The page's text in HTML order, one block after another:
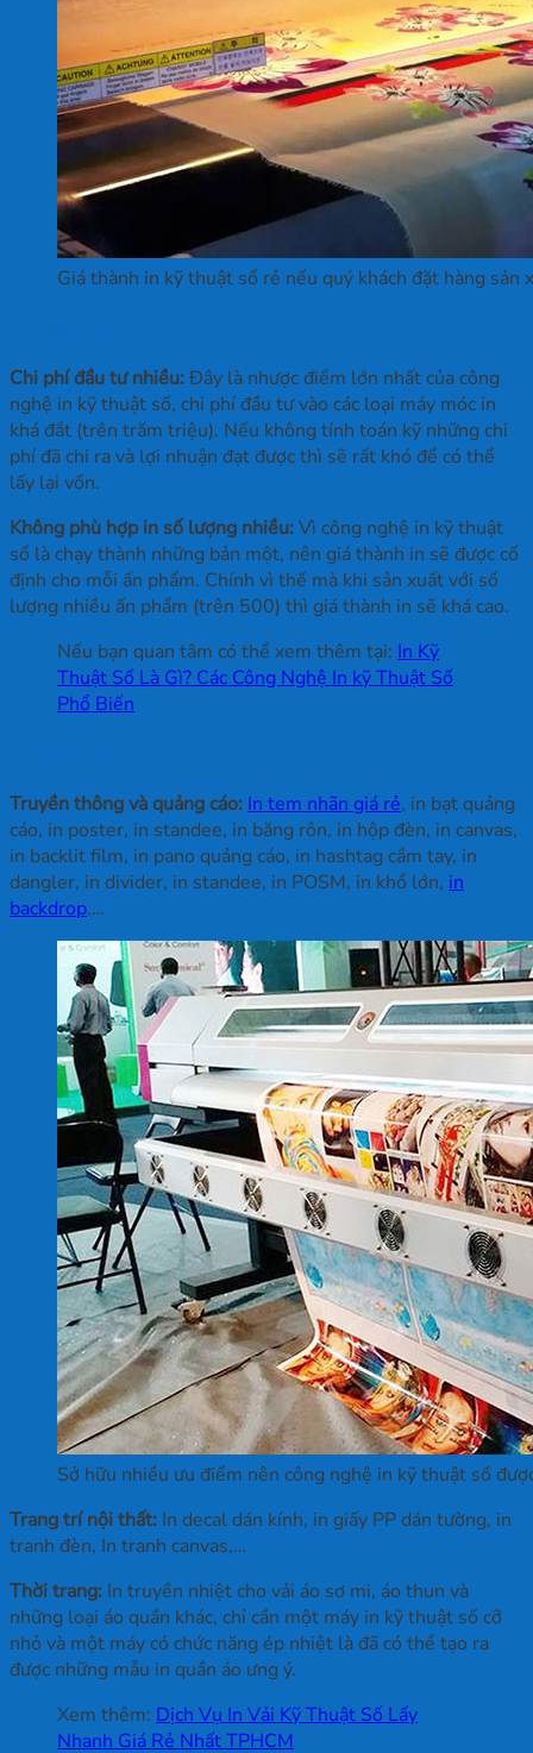
Giá thành in kỹ thuật số rẻ nếu quý khách đặt hàng
Chi phí đầu tư nhiều:Đây là nhược điểm lớn nhất của công
nghệ in kỹ thuật số, chi phí đầu tư vào các loại máy móc in
khá đắt (trên trăm triệu). Nếu không tính toán kỹ những chi
phí đã chi ra và lợi nhuận đạt được thì sẽ rất khó để có thể
lấy lại vốn.
Không phù hợp in số lượng nhiều:Vì công nghệ in kỹ thuật
số là chạy thành những bản một, nên giá thành in sẽ được cố
định cho mỗi ấn phẩm. Chính vì thế mà khi sản xuất với số
lượng nhiều ấn phẩm (trên 500) thì giá thành in sẽ khá cao.
Nếu bạn quan tâm có thể xem thêm tại: In Kỹ
Thuật Số Là Gì? Các Công Nghệ In kỹ Thuật Số
Phổ Biến
Truyền thông và quảng cáo: In tem nhãn giá rẻ, in bạt quảng
cáo, in poster, in standee, in băng rôn, in hộp đèn, in canvas,
in backlit film, in pano quảng cáo, in hashtag cầm tay, in
dangler, in divider, in standee, in POSM, in khổ lớn, in
backdrop,…
Sở hữu nhiều ưu điểm nên công nghệ in kỹ thuật số
Trang trí nội thất: In decal dán kính, in giấy PP dán tường, in
tranh đèn, In tranh canvas,…
Thời trang: In truyền nhiệt cho vải áo sơ mi, áo thun và
những loại áo quần khác, chỉ cần một máy in kỹ thuật số cỡ
nhỏ và một máy có chức năng ép nhiệt là đã có thể tạo ra
được những mẫu in quần áo ưng ý.
Xem thêm: Dịch Vụ In Vải Kỹ Thuật Số Lấy
Nhanh Giá Rẻ Nhất TPHCM